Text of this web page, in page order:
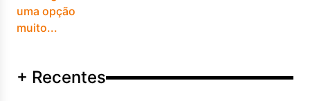
+ Recentes